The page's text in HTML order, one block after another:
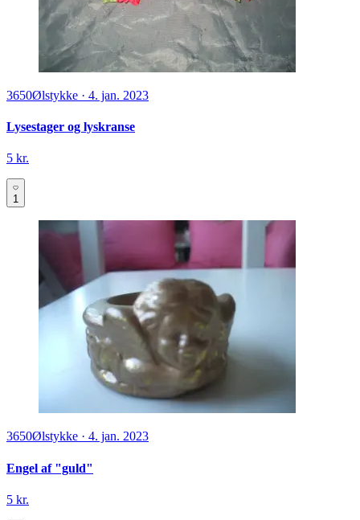
3650Ølstykke · 4. jan. 2023
Lysestager og lyskranse
5 kr.
1
3650Ølstykke · 4. jan. 2023
Engel af "guld"
5 kr.